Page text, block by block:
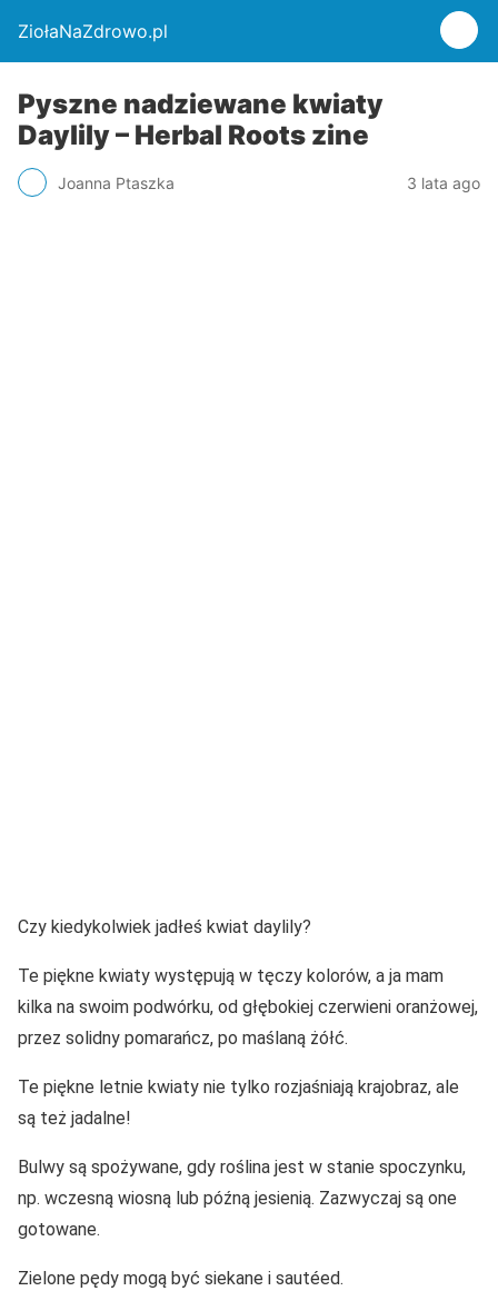
ZiołaNaZdrowo.pl
Pyszne nadziewane kwiaty
Daylily – Herbal Roots zine
Joanna Ptaszka 3 lata ago
Czy kiedykolwiek jadłeś kwiat daylily?
Te piękne kwiaty występują w tęczy kolorów, a ja mam
kilka na swoim podwórku, od głębokiej czerwieni oranżowej,
przez solidny pomarańcz, po maślaną żółć.
Te piękne letnie kwiaty nie tylko rozjaśniają krajobraz, ale
są też jadalne!
Bulwy są spożywane, gdy roślina jest w stanie spoczynku,
np. wczesną wiosną lub późną jesienią. Zazwyczaj są one
gotowane.
Zielone pędy mogą być siekane i sautéed.